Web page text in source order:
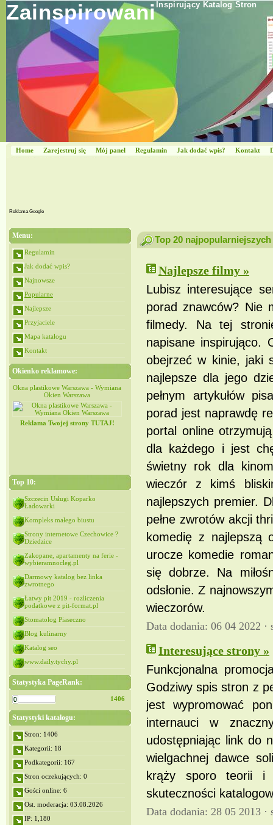
Zainspirowani Inspirujący Katalog Stron
Home Zarejestruj się Mój panel Regulamin Jak dodać wpis? Kontakt
Reklama Google
Menu:
Regulamin
Jak dodać wpis?
Najnowsze
Popularne
Najlepsze
Przyjaciele
Mapa katalogu
Kontakt
Okienko reklamowe:
Okna plastikowe Warszawa - Wymiana
Okien Warszawa
Okien Warszawa
Reklama Twojej strony TUTAJ!
Top 10:
Szczecin Usługi Koparko
Ładowarki
Kompleks małego biustu
Strony internetowe Czechowice ?
Dziedzice
Zakopane, apartamenty na ferie -
wybieramnocleg.pl
Darmowy katalog bez linka
zwrotnego
Łatwy pit 2019 - rozliczenia
podatkowe z pit-format.pl
Stomatolog Piaseczno
Blog kulinarny
Katalog seo
www.daily.tychy.pl
Statystyka PageRank:
1406
Statystyki katalogu:
Stron: 1406
Kategorii: 18
Podkategorii: 167
Stron oczekujących: 0
Gości online: 6
Ost. moderacja: 03.08.2026
IP: 1,180
Top 20
Najlepsze filmy »
Lubisz interesujące
porad znawców? Nie
filmedy. Na tej
napisane inspirująco.
obejrzeć w kinie, jaki
najlepsze dla jego
pełnym artykułów
porad jest naprawdę
portal online
dla każdego i jest
świetny rok dla
wieczór z kimś
najlepszych premier.
pełne zwrotów akcji
komedię z najlepszą
urocze komedie
się dobrze. Na
odsłonie. Z
wieczorów.
Data dodania: 06 04 2022 ·
Interesujące strony »
Funkcjonalna
Godziwy spis stron z
jest wypromować
internauci w
udostępniając link do
wielgachnej dawce
krąży sporo teorii i
skuteczności
Data dodania: 28 05 2013 ·